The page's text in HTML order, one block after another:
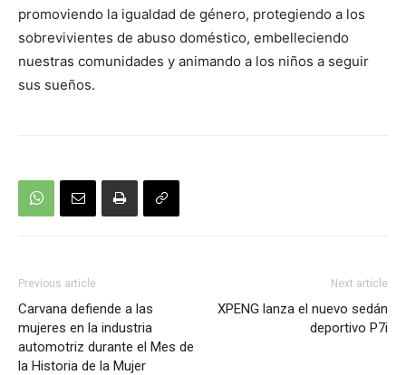
promoviendo la igualdad de género, protegiendo a los
sobrevivientes de abuso doméstico, embelleciendo
nuestras comunidades y animando a los niños a seguir
sus sueños.
Previous article
Carvana defiende a las
mujeres en la industria
automotriz durante el Mes de
la Historia de la Mujer
Next article
XPENG lanza el nuevo sedán
deportivo P7i